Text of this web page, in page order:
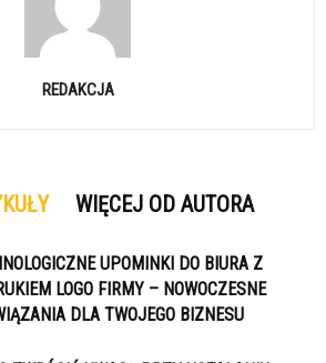
REDAKCJA
WIĘCEJ OD AUTORA
UPOMINKI DO BIURA Z
LOGO FIRMY – NOWOCZESNE
DLA TWOJEGO BIZNESU